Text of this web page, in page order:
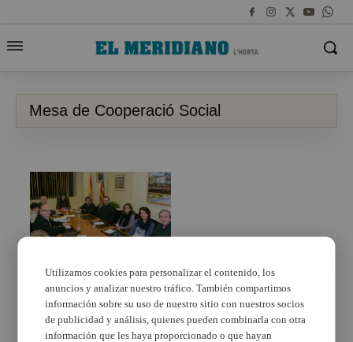
Mesa de Cooperació Social
La Mesa de Cooperació
Social de Paiporta
continua treballant per
als més necessitats
Utilizamos cookies para personalizar el contenido, los
anuncios y analizar nuestro tráfico. También compartimos
información sobre su uso de nuestro sitio con nuestros socios
de publicidad y análisis, quienes pueden combinarla con otra
información que les haya proporcionado o que hayan